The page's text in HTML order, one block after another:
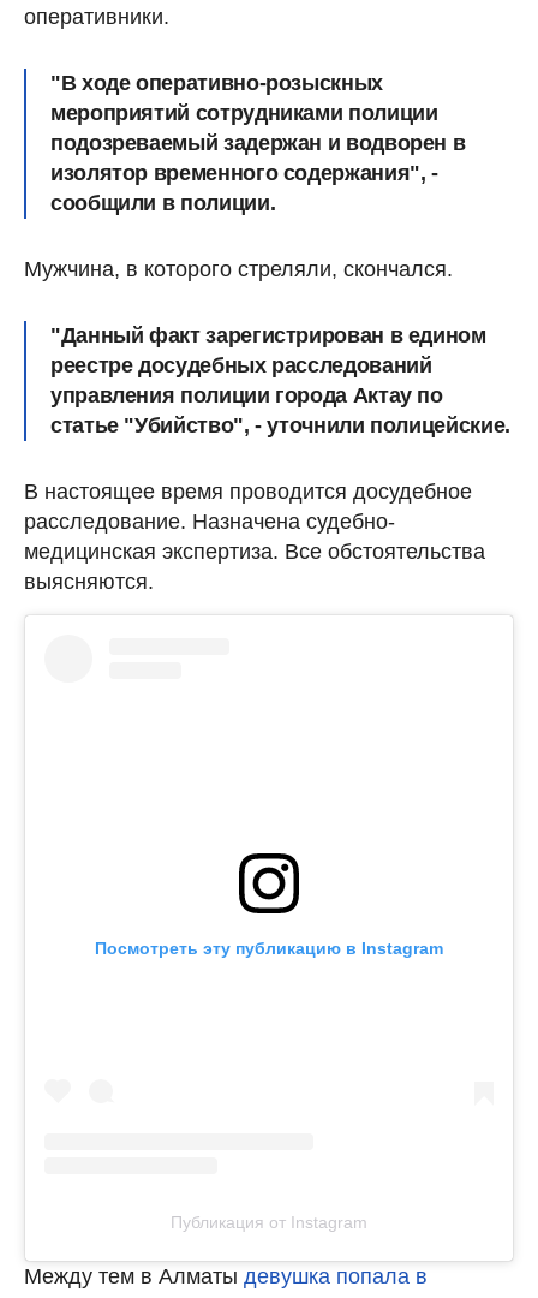
оперативники.
"В ходе оперативно-розыскных
мероприятий сотрудниками полиции
подозреваемый задержан и водворен в
изолятор временного содержания", -
сообщили в полиции.
Мужчина, в которого стреляли, скончался.
"Данный факт зарегистрирован в едином
реестре досудебных расследований
управления полиции города Актау по
статье "Убийство", - уточнили полицейские.
В настоящее время проводится досудебное
расследование. Назначена судебно-
медицинская экспертиза. Все обстоятельства
выясняются.
Посмотреть эту публикацию в Instagram
Публикация от Instagram
Между тем в Алматы девушка попала в